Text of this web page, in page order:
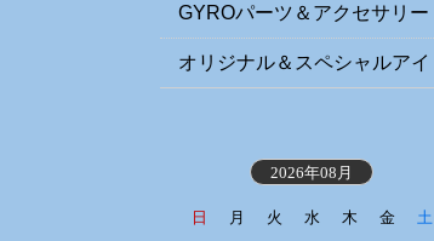
ル
GYROパーツ＆アクセサリー
オリジナル＆スペシャルアイ
2026年08月
日 月 火 水 木 金
土